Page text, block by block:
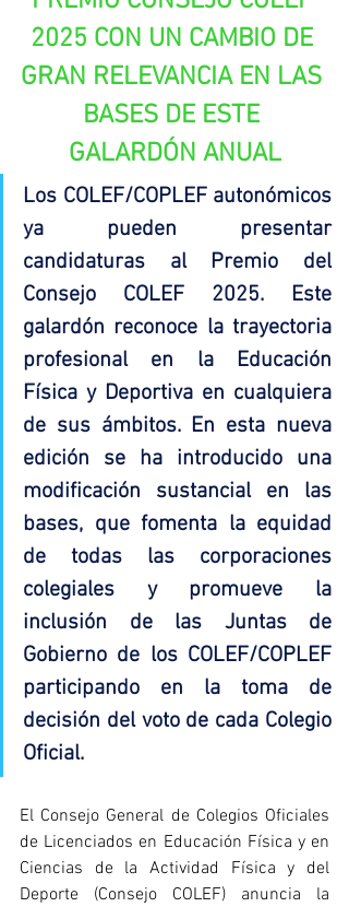
2025 CON UN CAMBIO DE
GRAN RELEVANCIA EN LAS
BASES DE ESTE
GALARDÓN ANUAL
Los COLEF/COPLEF autonómicos
ya pueden presentar
candidaturas al Premio del
Consejo COLEF 2025. Este
galardón reconoce la trayectoria
profesional en la Educación
Física y Deportiva en cualquiera
de sus ámbitos. En esta nueva
edición se ha introducido una
modificación sustancial en las
bases, que fomenta la equidad
de todas las corporaciones
colegiales y promueve la
inclusión de las Juntas de
Gobierno de los COLEF/COPLEF
participando en la toma de
decisión del voto de cada Colegio
Oficial.
El Consejo General de Colegios Oficiales
de Licenciados en Educación Física y en
Ciencias de la Actividad Física y del
Deporte (Consejo COLEF) anuncia la